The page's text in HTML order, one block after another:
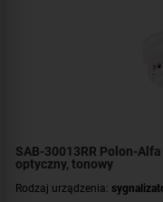
SAB-30013RR Polon-
optyczny, tonowy
Rodzaj urządzenia: